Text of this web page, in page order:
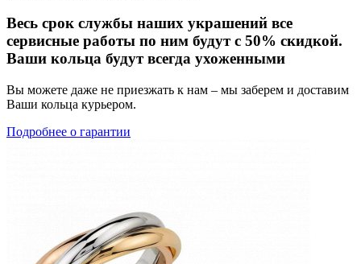
Весь срок службы наших украшений все
сервисные работы по ним будут с 50% скидкой.
Ваши кольца будут всегда ухоженными
Вы можете даже не приезжать к нам – мы заберем и доставим
Ваши кольца курьером.
Подробнее о гарантии